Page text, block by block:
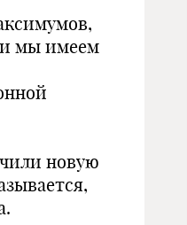
и мы имеем
новую